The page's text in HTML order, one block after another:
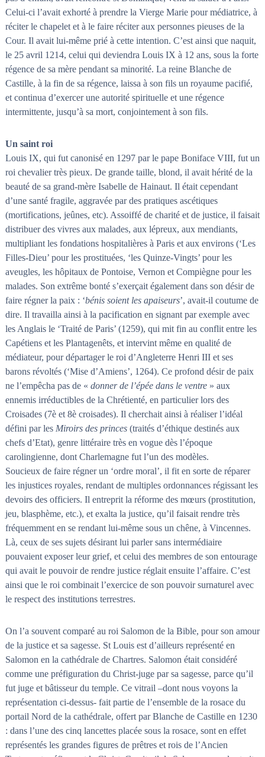
Celui-ci l’avait exhorté à prendre la Vierge Marie pour médiatrice, à
réciter le chapelet et à le faire réciter aux personnes pieuses de la
Cour. Il avait lui-même prié à cette intention. C’est ainsi que naquit,
le 25 avril 1214, celui qui deviendra Louis IX à 12 ans, sous la forte
régence de sa mère pendant sa minorité. La reine Blanche de
Castille, à la fin de sa régence, laissa à son fils un royaume pacifié,
et continua d’exercer une autorité spirituelle et une régence
intermittente, jusqu’à sa mort, conjointement à son fils.
Un saint roi
Louis IX, qui fut canonisé en 1297 par le pape Boniface VIII, fut un
roi chevalier très pieux. De grande taille, blond, il avait hérité de la
beauté de sa grand-mère Isabelle de Hainaut. Il était cependant
d’une santé fragile, aggravée par des pratiques ascétiques
(mortifications, jeûnes, etc). Assoiffé de charité et de justice, il faisait
distribuer des vivres aux malades, aux lépreux, aux mendiants,
multipliant les fondations hospitalières à Paris et aux environs (‘Les
Filles-Dieu’ pour les prostituées, ‘les Quinze-Vingts’ pour les
aveugles, les hôpitaux de Pontoise, Vernon et Compiègne pour les
malades. Son extrême bonté s’exerçait également dans son désir de
faire régner la paix : ‘bénis soient les apaiseurs’, avait-il coutume de
dire. Il travailla ainsi à la pacification en signant par exemple avec
les Anglais le ‘Traité de Paris’ (1259), qui mit fin au conflit entre les
Capétiens et les Plantagenêts, et intervint même en qualité de
médiateur, pour départager le roi d’Angleterre Henri III et ses
barons révoltés (‘Mise d’Amiens’, 1264). Ce profond désir de paix
ne l’empêcha pas de « donner de l’épée dans le ventre» aux
ennemis irréductibles de la Chrétienté, en particulier lors des
Croisades (7è et 8è croisades). Il cherchait ainsi à réaliser l’idéal
défini par les Miroirs des princes(traités d’éthique destinés aux
chefs d’Etat), genre littéraire très en vogue dès l’époque
carolingienne, dont Charlemagne fut l’un des modèles.
Soucieux de faire régner un ‘ordre moral’, il fit en sorte de réparer
les injustices royales, rendant de multiples ordonnances régissant les
devoirs des officiers. Il entreprit la réforme des mœurs (prostitution,
jeu, blasphème, etc.), et exalta la justice, qu’il faisait rendre très
fréquemment en se rendant lui-même sous un chêne, à Vincennes.
Là, ceux de ses sujets désirant lui parler sans intermédiaire
pouvaient exposer leur grief, et celui des membres de son entourage
qui avait le pouvoir de rendre justice réglait ensuite l’affaire. C’est
ainsi que le roi combinait l’exercice de son pouvoir surnaturel avec
le respect des institutions terrestres.
On l’a souvent comparé au roi Salomon de la Bible, pour son amour
de la justice et sa sagesse. St Louis est d’ailleurs représenté en
Salomon en la cathédrale de Chartres. Salomon était considéré
comme une préfiguration du Christ-juge par sa sagesse, parce qu’il
fut juge et bâtisseur du temple. Ce vitrail –dont nous voyons la
représentation ci-dessus- fait partie de l’ensemble de la rosace du
portail Nord de la cathédrale, offert par Blanche de Castille en 1230
: dans l’une des cinq lancettes placée sous la rosace, sont en effet
représentés les grandes figures de prêtres et rois de l’Ancien